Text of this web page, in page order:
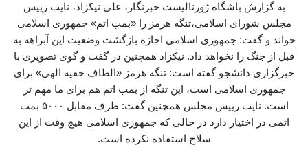
به گزارش باشگاه ژورنالیست خبرنگار، علی نیکزاد، نایب رییس
مجلس شورای اسلامی،تنگه هرمز را «بمب اتم» جمهوری اسلامی
خواند و گفت: جمهوری اسلامی اجازه بازگشت وضعیت این آبراهه به
قبل از جنگ را نخواهد داد. نیکزاد همچنین در گفت و گوی تصویری با
خبرگزاری دانشجو گفته است: تنگه هرمز «الطاف خفیه الهی» برای
جمهوری اسلامی است، این تنگه از بمب اتم هم برای ما مهم تر
است. نایب رییس مجلس همچنین گفت: طرف مقابل ۵۰۰۰ بمب
اتمی در اختیار دارد در حالی که جمهوری اسلامی هیچ وقت از این
سلاح استفاده نکرده است.